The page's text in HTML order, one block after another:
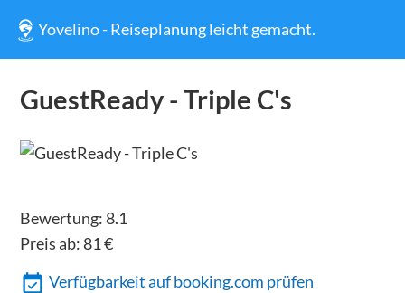
Yovelino - Reiseplanung leicht gemacht.
GuestReady - Triple C's
Bewertung: 8.1
Preis ab: 81€
Verfügbarkeit auf booking.com prüfen